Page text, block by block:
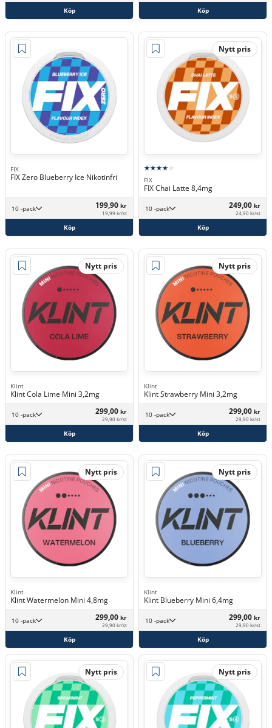
Köp Köp
FIX
FIX Zero Blueberry Ice Nikotinfri
10 -pack 199,90 kr
19,99 kr/st
Köp
Nytt pris
FIX
FIX Chai Latte 8,4mg
10 -pack 249,00 kr
24,90 kr/st
Köp
Nytt pris
Klint
Klint Cola Lime Mini 3,2mg
10 -pack 299,00 kr
29,90 kr/st
Köp
Nytt pris
Klint
Klint Strawberry Mini 3,2mg
10 -pack 299,00 kr
29,90 kr/st
Köp
Nytt pris
Klint
Klint Watermelon Mini 4,8mg
10 -pack 299,00 kr
29,90 kr/st
Köp
Nytt pris
Klint
Klint Blueberry Mini 6,4mg
10 -pack 299,00 kr
29,90 kr/st
Köp
Nytt pris Nytt pris